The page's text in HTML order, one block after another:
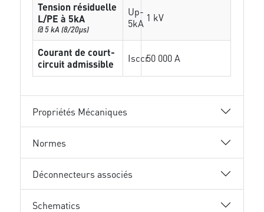
Tension résiduelle
L/PE à 5kA
@ 5 kA (8/20µs)
Up-
5kA 1 kV
Courant de court-
circuit admissible
Isccr50 000 A
Propriétés Mécaniques
Normes
Déconnecteurs associés
Schematics